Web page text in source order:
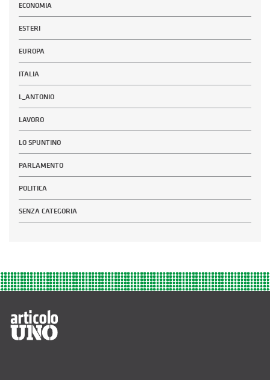
ECONOMIA
ESTERI
EUROPA
ITALIA
L_ANTONIO
LAVORO
LO SPUNTINO
PARLAMENTO
POLITICA
SENZA CATEGORIA